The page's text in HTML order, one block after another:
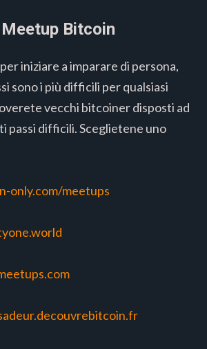
Bitcoin
iniziare a imparare di persona,
sono i più difficili per qualsiasi
vecchi bitcoiner disposti ad
passi difficili. Sceglietene uno
only.com/meetups